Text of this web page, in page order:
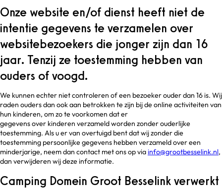
Onze website en/of dienst heeft niet de
intentie gegevens te verzamelen over
websitebezoekers die jonger zijn dan 16
jaar. Tenzij ze toestemming hebben van
ouders of voogd.
We kunnen echter niet controleren of een bezoeker ouder dan 16 is. Wij
raden ouders dan ook aan betrokken te zijn bij de online activiteiten van
hun kinderen, om zo te voorkomen dat er
gegevens over kinderen verzameld worden zonder ouderlijke
toestemming. Als u er van overtuigd bent dat wij zonder die
toestemming persoonlijke gegevens hebben verzameld over een
minderjarige, neem dan contact met ons op via info@grootbesselink.nl,
dan verwijderen wij deze informatie.
Camping Domein Groot Besselink verwerkt